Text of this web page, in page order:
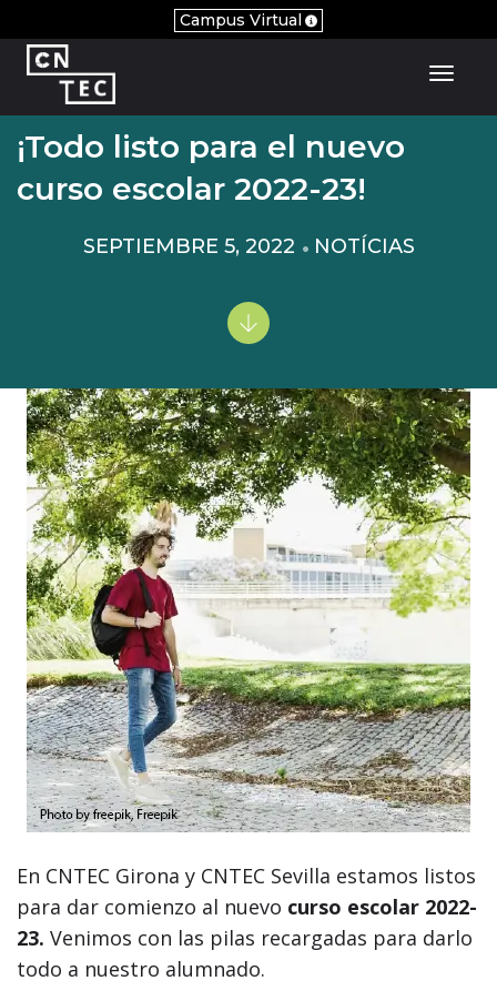
Campus Virtual
¡Todo listo para el nuevo
curso escolar 2022-23!
SEPTIEMBRE 5, 2022 NOTÍCIAS
En CNTEC Girona y CNTEC Sevilla estamos listos
para dar comienzo al nuevo curso escolar 2022-
23. Venimos con las pilas recargadas para darlo
todo a nuestro alumnado.